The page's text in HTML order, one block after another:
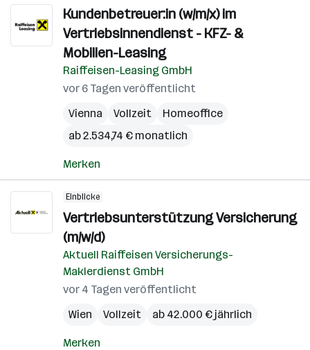
Kundenbetreuer:in (w/m/x) im
Vertriebsinnendienst - KFZ- &
Mobilien-Leasing
Raiffeisen-Leasing GmbH
vor 6 Tagen veröffentlicht
Vienna
Vollzeit
Homeoffice
ab 2.534,74 € monatlich
Merken
Einblicke
Vertriebsunterstützung Versicherung
(m/w/d)
Aktuell Raiffeisen Versicherungs-
Maklerdienst GmbH
vor 4 Tagen veröffentlicht
Wien
Vollzeit ab 42.000 € jährlich
Merken